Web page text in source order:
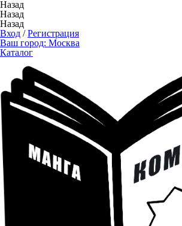
Назад
Назад
Назад
Вход /Регистрация
Ваш город: Москва
Каталог